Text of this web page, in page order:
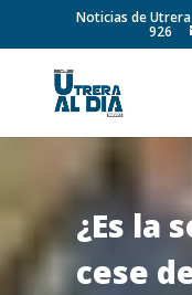
Noticias de
926
¿Es la
cese